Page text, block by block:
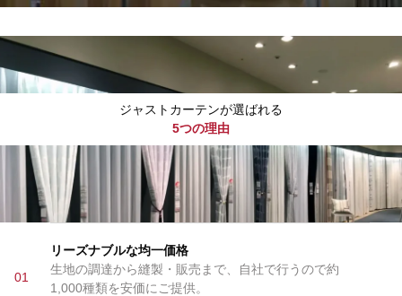
ジャストカーテンが選ばれる
5つの理由
01
リーズナブルな均一価格
生地の調達から縫製・販売まで、自社で行うので約
1,000種類を安価にご提供。